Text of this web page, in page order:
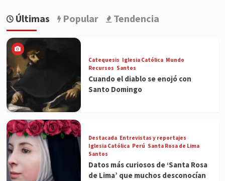
Últimas Popular Tendencia
Catequesis Iglesia Católica Mundo
Recursos Santos
Cuando el diablo se enojó con
Santo Domingo
Destacada Entrevistas y reportajes
Iglesia Católica Perú Santa Rosa de Lima
Santos
Datos más curiosos de ‘Santa Rosa
de Lima’ que muchos desconocían